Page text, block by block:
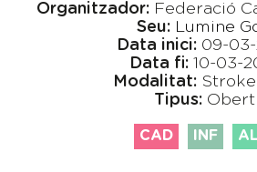
Organitzador: Federació
Seu: Lumine
Data inici: 09-03-
Data fi: 10-03-
Modalitat:
Tipus: Obert
CAD INF